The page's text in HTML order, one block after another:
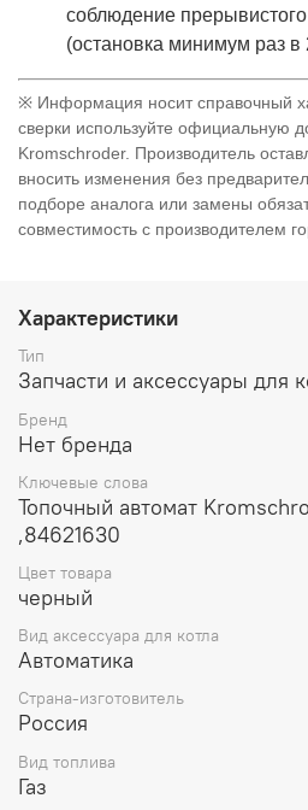
соблюдение
(остановка минимум раз в
※ Информация носит справочный
сверки используйте официальную
Kromschroder. Производитель
вносить изменения без
подборе аналога или замены
совместимость с производителем
Характеристики
Тип
Запчасти и аксессуары для
Бренд
Нет бренда
Ключевые слова
Топочный автомат
,84621630
Цвет товара
черный
Вид аксессуара для котла
Автоматика
Страна-изготовитель
Россия
Вид топлива
Газ